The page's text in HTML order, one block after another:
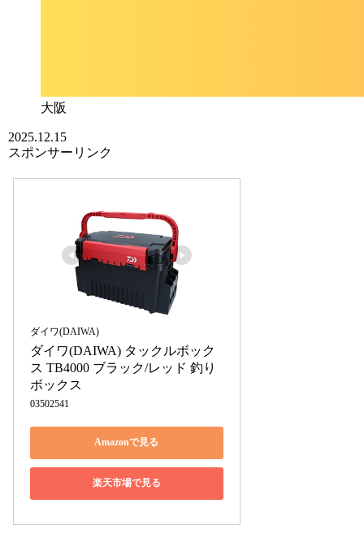
大阪
2025.12.15
スポンサーリンク
ダイワ(DAIWA)
ダイワ(DAIWA) タックルボック
ス TB4000 ブラック/レッド 釣り
ボックス
03502541
Amazonで見る
楽天市場で見る